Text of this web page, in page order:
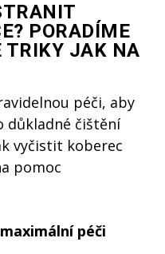
PORADÍME
TRIKY JAK NA
péči, aby
důkladné čištění
vyčistit koberec
pomoc
péči